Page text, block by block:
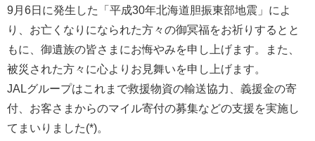
9月6日に発生した「平成30年北海道胆振東部地震」によ
り、お亡くなりになられた方々の御冥福をお祈りするとと
もに、御遺族の皆さまにお悔やみを申し上げます。また、
被災された方々に心よりお見舞いを申し上げます。
JALグループはこれまで救援物資の輸送協力、義援金の寄
付、お客さまからのマイル寄付の募集などの支援を実施し
てまいりました(*)。